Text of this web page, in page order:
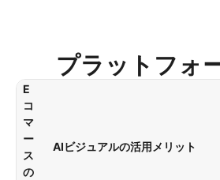
プラットフォ
E
コ
マ
ー
ス
の
AIビジュアルの活用メリット